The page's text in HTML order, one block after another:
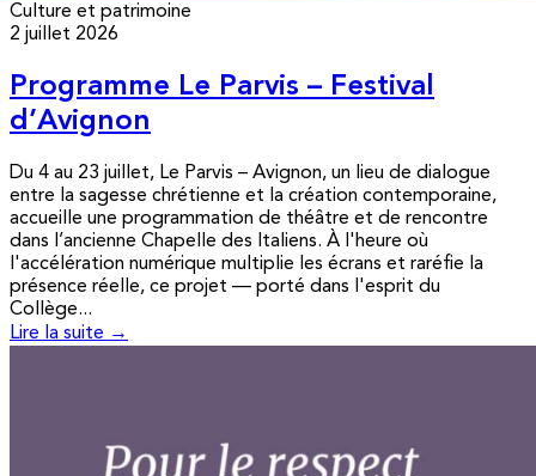
Culture et patrimoine
2 juillet 2026
Programme Le Parvis – Festival
d’Avignon
Du 4 au 23 juillet, Le Parvis – Avignon, un lieu de dialogue
entre la sagesse chrétienne et la création contemporaine,
accueille une programmation de théâtre et de rencontre
dans l’ancienne Chapelle des Italiens. À l'heure où
l'accélération numérique multiplie les écrans et raréfie la
présence réelle, ce projet — porté dans l'esprit du
Collège...
Lire la suite →